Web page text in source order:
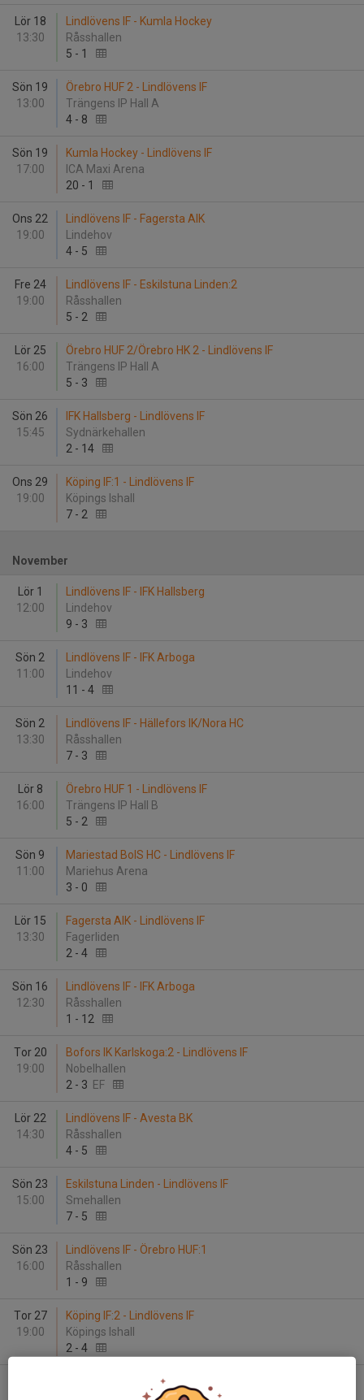
Lör 18
13:30
Lindlövens IF - Kumla Hockey
Råsshallen
5 - 1
Sön 19
13:00
Örebro HUF 2 - Lindlövens IF
Trängens IP Hall A
4 - 8
Sön 19
17:00
Kumla Hockey - Lindlövens IF
ICA Maxi Arena
20 - 1
Ons 22
19:00
Lindlövens IF - Fagersta AIK
Lindehov
4 - 5
Fre 24
19:00
Lindlövens IF - Eskilstuna Linden:2
Råsshallen
5 - 2
Lör 25
16:00
Örebro HUF 2/Örebro HK 2 - Lindlövens IF
Trängens IP Hall A
5 - 3
Sön 26
15:45
IFK Hallsberg - Lindlövens IF
Sydnärkehallen
2 - 14
Ons 29
19:00
Köping IF:1 - Lindlövens IF
Köpings Ishall
7 - 2
November
Lör 1
12:00
Lindlövens IF - IFK Hallsberg
Lindehov
9 - 3
Sön 2
11:00
Lindlövens IF - IFK Arboga
Lindehov
11 - 4
Sön 2
13:30
Lindlövens IF - Hällefors IK/Nora HC
Råsshallen
7 - 3
Lör 8
16:00
Örebro HUF 1 - Lindlövens IF
Trängens IP Hall B
5 - 2
Sön 9
11:00
Mariestad BoIS HC - Lindlövens IF
Mariehus Arena
3 - 0
Lör 15
13:30
Fagersta AIK - Lindlövens IF
Fagerliden
2 - 4
Sön 16
12:30
Lindlövens IF - IFK Arboga
Råsshallen
1 - 12
Tor 20
19:00
Bofors IK Karlskoga:2 - Lindlövens IF
Nobelhallen
2 - 3 EF
Lör 22
14:30
Lindlövens IF - Avesta BK
Råsshallen
4 - 5
Sön 23
15:00
Eskilstuna Linden - Lindlövens IF
Smehallen
7 - 5
Sön 23
16:00
Lindlövens IF - Örebro HUF:1
Råsshallen
1 - 9
Tor 27
19:00
Köping IF:2 - Lindlövens IF
Köpings Ishall
2 - 4
Västerås IK/Västerås IK Ungdom - Lindlövens IF